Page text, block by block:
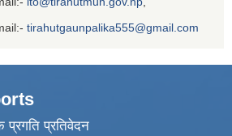
tirahutgaunpalika555@gmail.com
प्रगति प्रतिवेदन